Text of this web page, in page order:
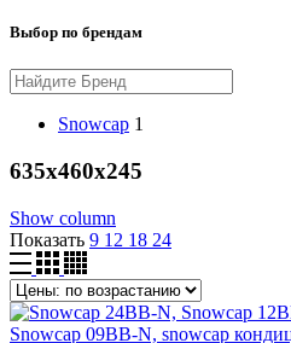
Выбор по брендам
Snowcap 1
635х460х245
Show column
Показать 9 12 18 24